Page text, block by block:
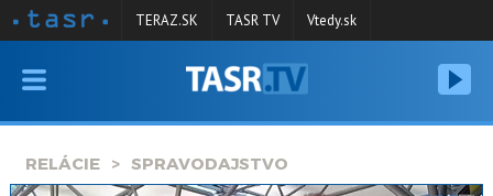
VYSIELANIE
SPRAVODAJSTVO
TERAZ.SK TASR TV Vtedy.sk
RELÁCIE SPRAVODAJSTVO